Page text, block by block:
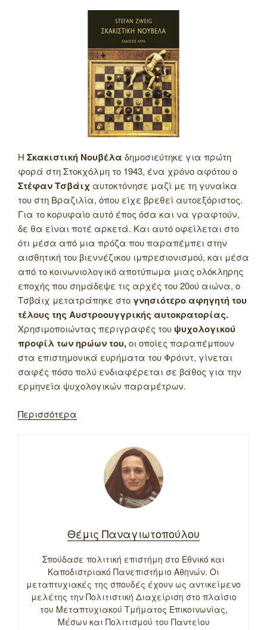
Η Σκακιστική Νουβέλα δημοσιεύτηκε για πρώτη
φορά στη Στοκχόλμη το 1943, ένα χρόνο αφότου ο
Στέφαν Τσβάιχ αυτοκτόνησε μαζί με τη γυναίκα
του στη Βραζιλία, όπου είχε βρεθεί αυτοεξόριστος.
Για το κορυφαίο αυτό έπος όσα και να γραφτούν,
δε θα είναι ποτέ αρκετά. Και αυτό οφείλεται στο
ότι μέσα από μια πρόζα που παραπέμπει στην
αισθητική του βιεννέζικου ιμπρεσιονισμού, και μέσα
από το κοινωνιολογικό αποτύπωμα μιας ολόκληρης
εποχής που σημάδεψε τις αρχές του 20ού αιώνα, ο
Τσβάιχ μετατράπηκε στο γνησιότερο αφηγητή του
τέλους της Αυστροουγγρικής αυτοκρατορίας.
Χρησιμοποιώντας περιγραφές τουψυχολογικού
προφίλ των ηρώων του,οι οποίες παραπέμπουν
στα επιστημονικά ευρήματα του Φρόιντ, γίνεται
σαφές πόσο πολύ ενδιαφέρεται σε βάθος για την
ερμηνεία ψυχολογικών παραμέτρων.
Περισσότερα
Θέμις Παναγιωτοπούλου
Σπούδασε πολιτική επιστήμη στο Εθνικό και
Καποδιστριακό Πανεπιστήμιο Αθηνών. Οι
μεταπτυχιακές της σπουδές έχουν ως αντικείμενο
μελέτης την Πολιτιστική Διαχείριση στο πλαίσιο
του Μεταπτυχιακού Τμήματος Επικοινωνίας,
Μέσων και Πολιτισμού του Παντείου